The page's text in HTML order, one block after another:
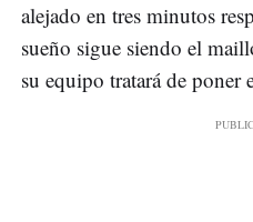
alejado en tres minutos
sueño sigue siendo el
su equipo tratará de poner